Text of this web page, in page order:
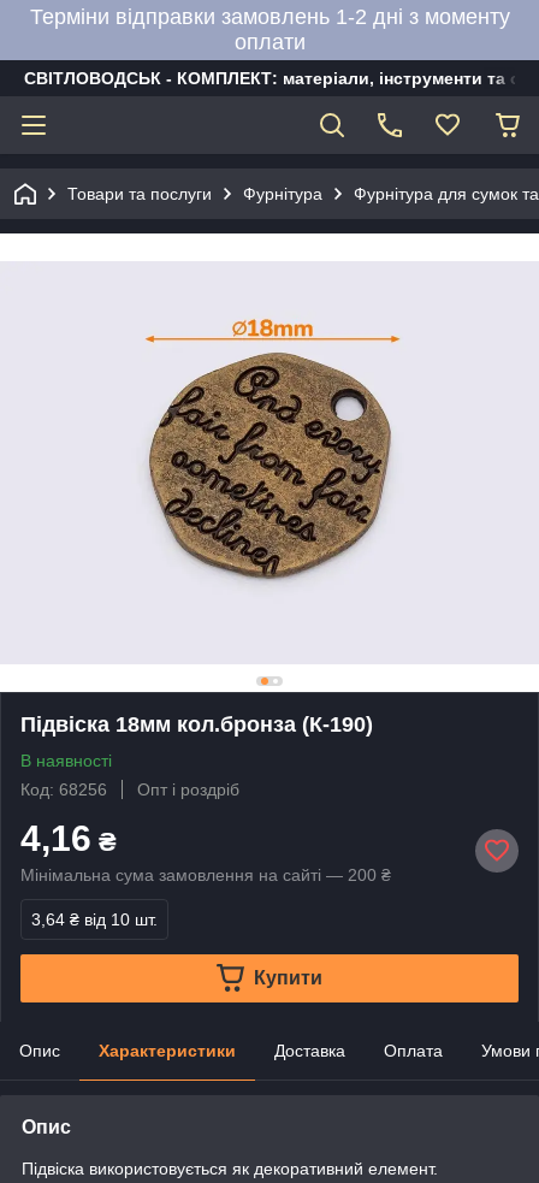
Терміни відправки замовлень 1-2 дні з моменту
оплати
СВІТЛОВОДСЬК - КОМПЛЕКТ: матеріали, інструменти та
Товари та послуги Фурнітура Фурнітура для сумок
Підвіска 18мм кол.бронза (К-190)
В наявності
Код: 68256
Опт і роздріб
4,16 ₴
Мінімальна сума замовлення на сайті — 200 ₴
3,64 ₴ від 10 шт.
Купити
Опис Характеристики Доставка Оплата Умови
Опис
Підвіска використовується як декоративний елемент.